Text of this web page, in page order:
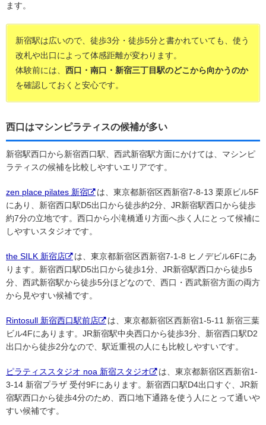
ます。
新宿駅は広いので、徒歩3分・徒歩5分と書かれていても、使う
改札や出口によって体感距離が変わります。
体験前には、 西口・南口・新宿三丁目駅のどこから向かうのか
を確認しておくと安心です。
西口はマシンピラティスの候補が多い
新宿駅西口から新宿西口駅、西武新宿駅方面にかけては、マシンピ
ラティスの候補を比較しやすいエリアです。
zen place pilates 新宿
は、東京都新宿区西新宿7-8-13 栗原ビル5F
にあり、新宿西口駅D5出口から徒歩約2分、JR新宿駅西口から徒歩
約7分の立地です。西口から小滝橋通り方面へ歩く人にとって候補に
しやすいスタジオです。
the SILK 新宿店
は、東京都新宿区西新宿7-1-8 ヒノデビル6Fにあ
ります。新宿西口駅D5出口から徒歩1分、JR新宿駅西口から徒歩5
分、西武新宿駅から徒歩5分ほどなので、西口・西武新宿方面の両方
から見やすい候補です。
Rintosull 新宿西口駅前店
は、東京都新宿区西新宿1-5-11 新宿三葉
ビル4Fにあります。JR新宿駅中央西口から徒歩3分、新宿西口駅D2
出口から徒歩2分なので、駅近重視の人にも比較しやすいです。
ピラティススタジオ noa 新宿スタジオ
は、東京都新宿区西新宿1-
3-14 新宿プラザ 受付9Fにあります。新宿西口駅D4出口すぐ、JR新
宿駅西口から徒歩4分のため、西口地下通路を使う人にとって通いや
すい候補です。